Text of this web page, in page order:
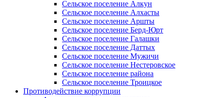
Сельское поселение Алкун
Сельское поселение Алхасты
Сельское поселение Аршты
Сельское поселение Берд-Юрт
Сельское поселение Галашки
Сельское поселение Даттых
Сельское поселение Мужичи
Сельское поселение Нестеровское
Сельское поселение района
Сельское поселение Троицкое
Противодействие коррупции